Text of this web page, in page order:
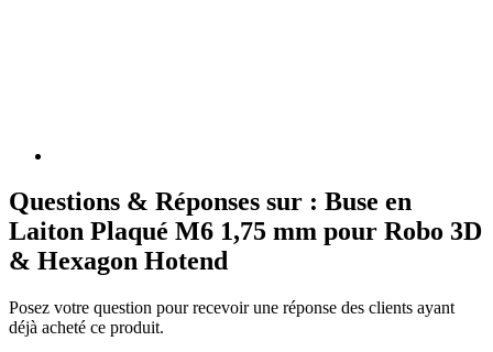
Questions & Réponses sur : Buse en
Laiton Plaqué M6 1,75 mm pour Robo 3D
& Hexagon Hotend
Posez votre question pour recevoir une réponse des clients ayant
déjà acheté ce produit.